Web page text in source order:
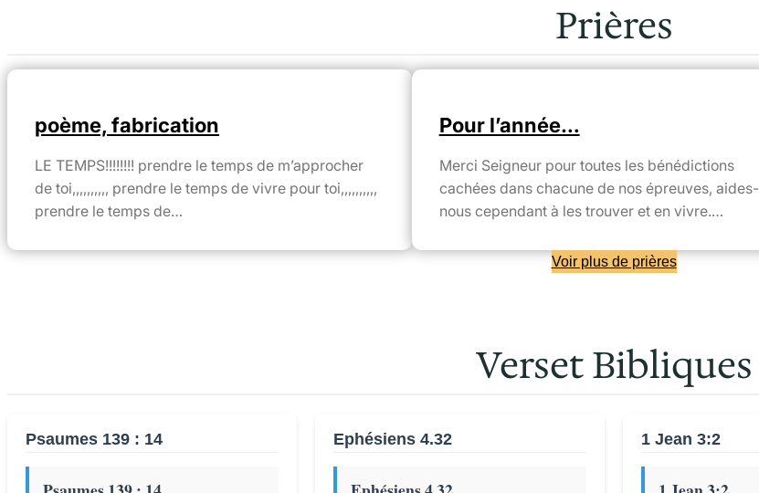
Prières
poème, fabrication
LE TEMPS!!!!!!!! prendre le temps de m’approcher
de toi,,,,,,,,,, prendre le temps de vivre pour toi,,,,,,,,,,
prendre le temps de…
Pour l’année…
Merci Seigneur pour toutes les bénédictions
cachées dans chacune de nos épreuves, aides-
nous cependant à les trouver et en vivre.…
Voir plus de prières
Verset Bibliques
Psaumes 139 : 14 Ephésiens 4.32 1 Jean 3:2